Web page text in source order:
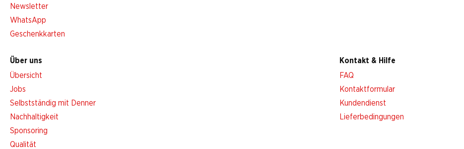
Newsletter
WhatsApp
Geschenkkarten
Über uns
Übersicht
Jobs
Selbstständig mit Denner
Nachhaltigkeit
Sponsoring
Qualität
Kontakt & Hilfe
FAQ
Kontaktformular
Kundendienst
Lieferbedingungen